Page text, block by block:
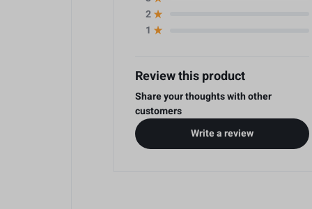
2
1
Review this product
Share your thoughts with other
customers
Write a review